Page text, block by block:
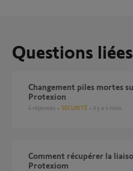
Questions liées
changement piles mortes sur clavier LCD alarme
Protexion
4 réponses SÉCURITÉ il y a 4 mois
Comment récupérer la liaison rj45 avec ma centrale
Protexiom